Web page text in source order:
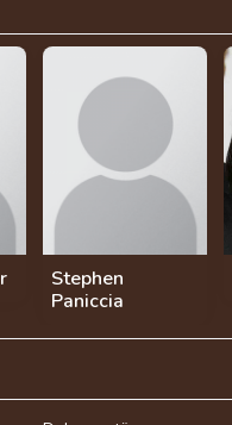
Stephen
Paniccia